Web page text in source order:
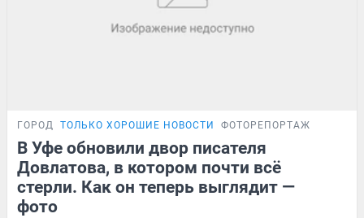
ГОРОД ТОЛЬКО ХОРОШИЕ НОВОСТИ ФОТОРЕПОРТАЖ
В Уфе обновили двор писателя
Довлатова, в котором почти всё
стерли. Как он теперь выглядит —
фото